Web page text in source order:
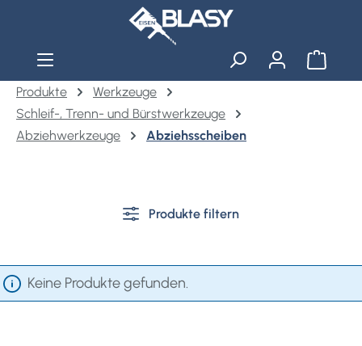
Zum Hauptinhalt springen
Produkte
Werkzeuge
Schleif-, Trenn- und Bürstwerkzeuge
Abziehwerkzeuge
Abziehsscheiben
Produkte filtern
Keine Produkte gefunden.